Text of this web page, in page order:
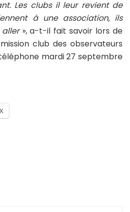
Les clubs il leur revient de
à une association, ils
aller », a-t-il fait savoir lors de
club des observateurs
mardi 27 septembre
X